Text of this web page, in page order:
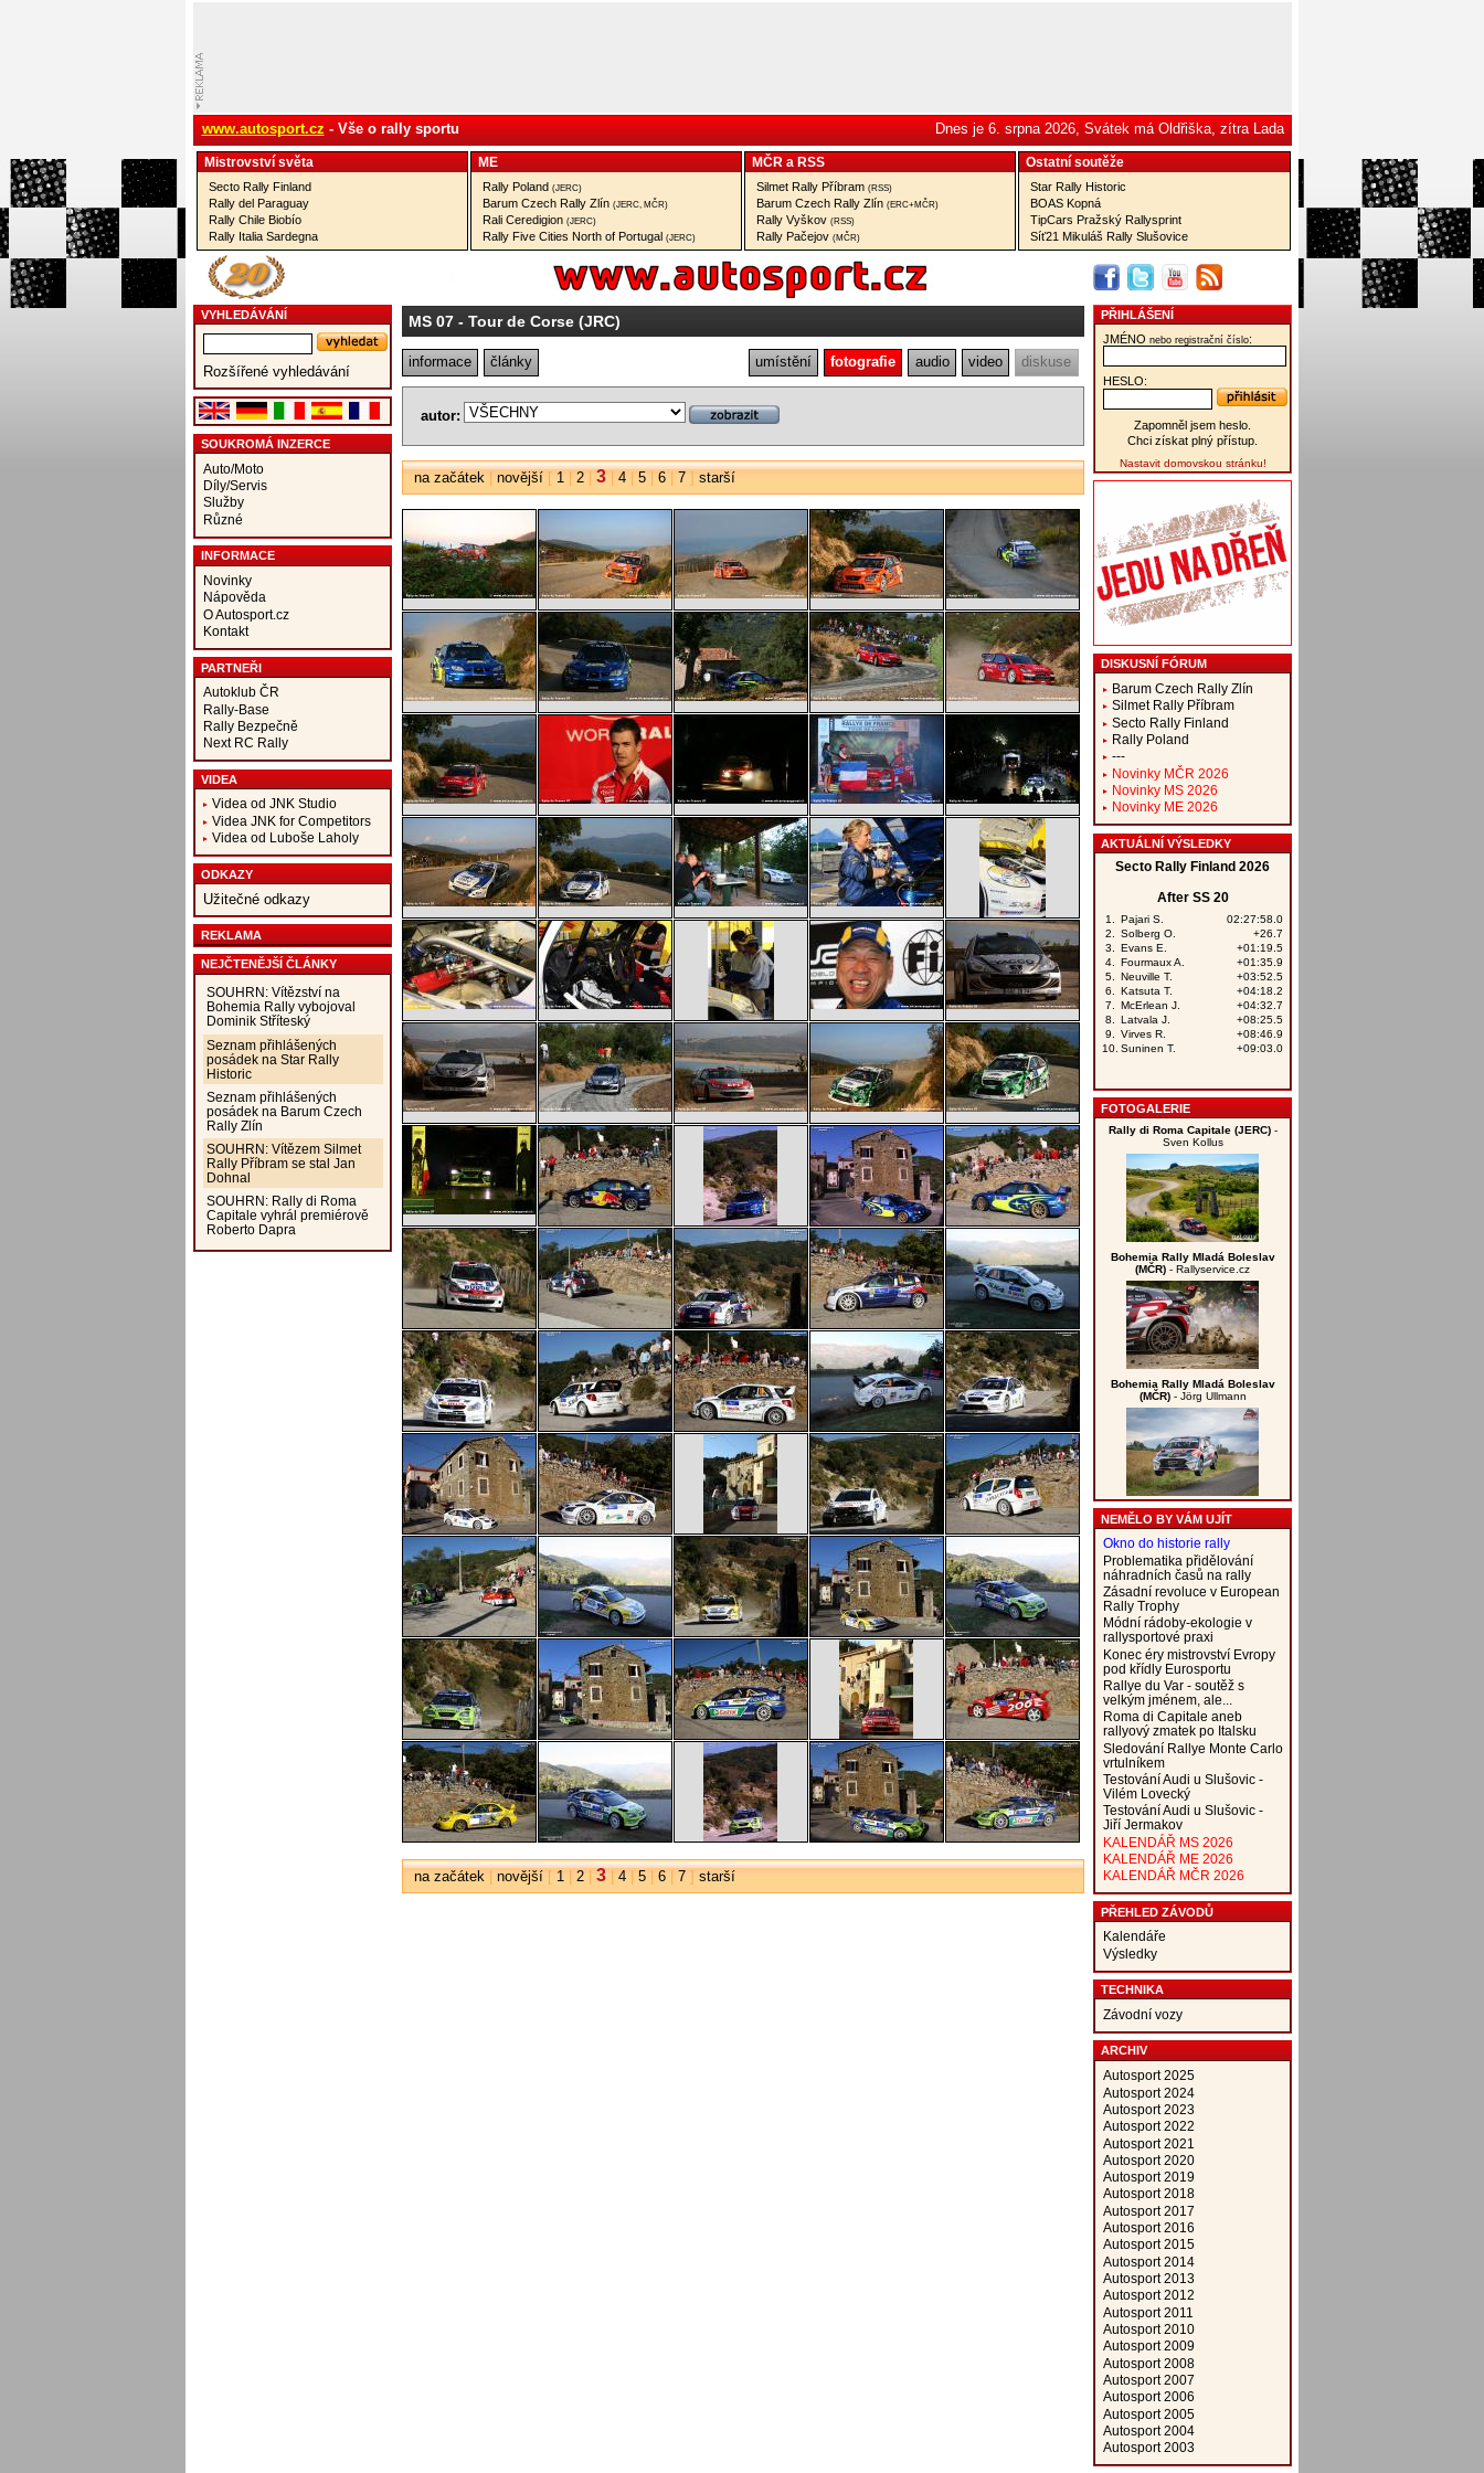
www.autosport.cz - Vše o rally sportu Dnes je 6. srpna 2026, Svátek má Oldřiška, zítra Lada
Mistrovství­ světa
Secto Rally Finland
Rally del Paraguay
Rally Chile Biobío
Rally Italia Sardegna
ME
Rally Poland (JERC)
Barum Czech Rally Zlín (JERC, MČR)
Rali Ceredigion (JERC)
Rally Five Cities North of Portugal (JERC)
MČR a RSS
Silmet Rally Příbram (RSS)
Barum Czech Rally Zlín (ERC+MČR)
Rally Vyškov (RSS)
Rally Pačejov (MČR)
Ostatní­ soutěže
Star Rally Historic
BOAS Kopná
TipCars Pražský Rallysprint
Síť21 Mikuláš Rally Slušovice
VYHLEDÁVÁNÍ
Rozšířené vyhledávání
SOUKROMÁ INZERCE
Auto/Moto
Díly/Servis
Služby
Různé
INFORMACE
Novinky
Nápověda
O Autosport.cz
Kontakt
PARTNEŘI
Autoklub ČR
Rally-Base
Rally Bezpečně
Next RC Rally
VIDEA
Videa od JNK Studio
Videa JNK for Competitors
Videa od Luboše Laholy
ODKAZY
Užitečné odkazy
REKLAMA
NEJČTENĚJŠÍ ČLÁNKY
SOUHRN: Vítězství na
Bohemia Rally vybojoval
Dominik Stříteský
Seznam přihlášených
posádek na Star Rally
Historic
Seznam přihlášených
posádek na Barum Czech
Rally Zlín
SOUHRN: Vítězem Silmet
Rally Příbram se stal Jan
Dohnal
SOUHRN: Rally di Roma
Capitale vyhrál premiérově
Roberto Dapra
MS 07- Tour de Corse (JRC)
informace články umístění fotografie audio video diskuse
autor:
na začátek| novější[ 1| 2| 3| 4| 5| 6| 7] starší
na začátek| novější[ 1| 2| 3| 4| 5| 6| 7] starší
PŘIHLÁŠENÍ
JMÉNO nebo registrační číslo:
HESLO:
Zapomněl jsem heslo.
Chci získat plný přístup.
Nastavit domovskou stránku!
DISKUSNÍ FÓRUM
Barum Czech Rally Zlín
Silmet Rally Příbram
Secto Rally Finland
Rally Poland
---
Novinky MČR 2026
Novinky MS 2026
Novinky ME 2026
AKTUÁLNÍ VÝSLEDKY
FOTOGALERIE
Rally di Roma Capitale (JERC)-
Sven Kollus
Bohemia Rally Mladá Boleslav
(MČR) - Rallyservice.cz
Bohemia Rally Mladá Boleslav
(MČR)- Jörg Ullmann
NEMĚLO BY VÁM UJÍT
Okno do historie rally
Problematika přidělování
náhradních časů na rally
Zásadní revoluce v European
Rally Trophy
Módní rádoby-ekologie v
rallysportové praxi
Konec éry mistrovství Evropy
pod křídly Eurosportu
Rallye du Var - soutěž s
velkým jménem, ale...
Roma di Capitale aneb
rallyový zmatek po Italsku
Sledování Rallye Monte Carlo
vrtulníkem
Testování Audi u Slušovic -
Vilém Lovecký
Testování Audi u Slušovic -
Jiří Jermakov
KALENDÁŘ MS 2026
KALENDÁŘ ME 2026
KALENDÁŘ MČR 2026
PŘEHLED ZÁVODŮ
Kalendáře
Výsledky
TECHNIKA
Závodní vozy
ARCHIV
Autosport 2025
Autosport 2024
Autosport 2023
Autosport 2022
Autosport 2021
Autosport 2020
Autosport 2019
Autosport 2018
Autosport 2017
Autosport 2016
Autosport 2015
Autosport 2014
Autosport 2013
Autosport 2012
Autosport 2011
Autosport 2010
Autosport 2009
Autosport 2008
Autosport 2007
Autosport 2006
Autosport 2005
Autosport 2004
Autosport 2003